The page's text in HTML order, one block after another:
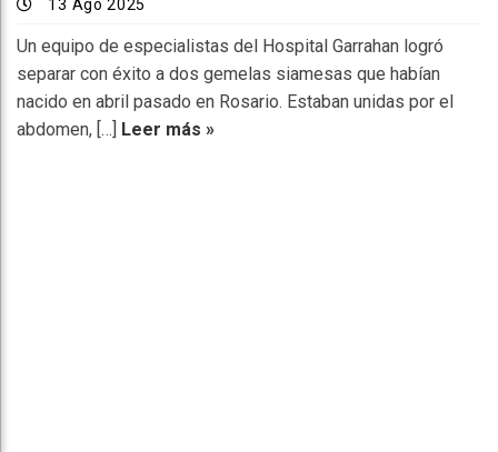
13 Ago 2025
Un equipo de especialistas del Hospital Garrahan logró
separar con éxito a dos gemelas siamesas que habían
nacido en abril pasado en Rosario. Estaban unidas por el
abdomen, […] Leer más »